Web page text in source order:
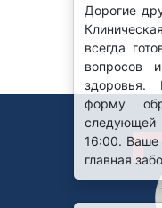
Дорогие
всегда
вопросов
здоровья.
форму
следующей
16:00. Ваше
главная